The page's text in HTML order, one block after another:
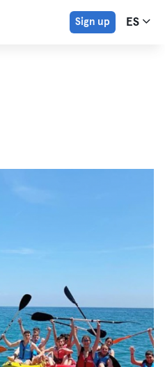
Sign up ES